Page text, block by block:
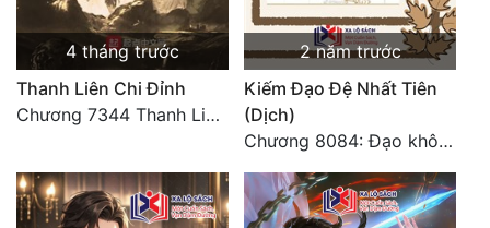
4 tháng trước
Thanh Liên Chi Đỉnh
Chương 7344 Thanh Liên đỉnh (Đại kết cục) (2) HẾT.
2 năm trước
Kiếm Đạo Đệ Nhất Tiên
(Dịch)
Chương 8084: Đạo không bờ bến (Đại kết cục) (10)